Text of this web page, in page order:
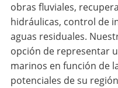
obras fluviales,
hidráulicas, control de
aguas residuales.
opción de representar
marinos en función de
potenciales de su